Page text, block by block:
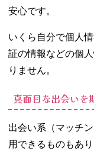
安心です。
いくら自分で個人
証の情報などの個
りません。
真面目な出会いを
出会い系（マッチ
用できるものもあり